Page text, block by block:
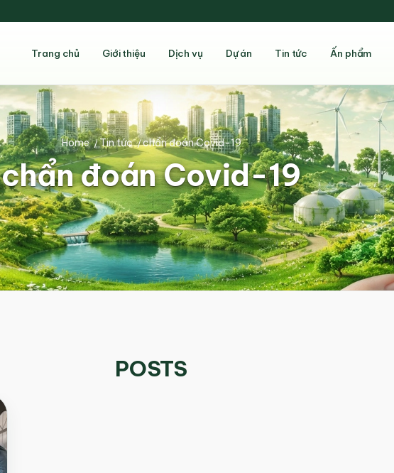
Trang chủ Giới thiệu Dịch vụ Dự án Tin tức Ấn phẩm
chẩn đoán Covid-19
Home /Tin tức /chẩn đoán Covid-19
POSTS